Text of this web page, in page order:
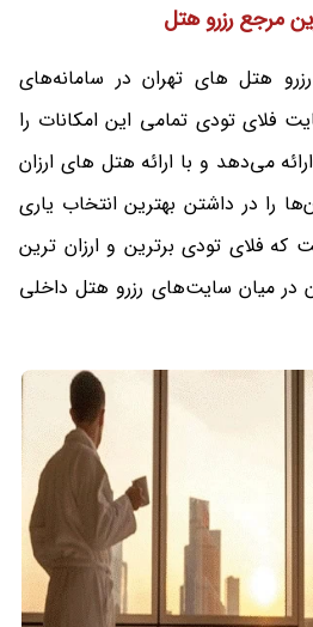
مرجع رزرو هتل
هتل های تهران در سامانه‌های
فلای تودی تمامی این امکانات را
می‌دهد و با ارائه هتل های ارزان
را در داشتن بهترین انتخاب یاری
فلای تودی برترین و ارزان ترین
در میان سایت‌های رزرو هتل داخلی